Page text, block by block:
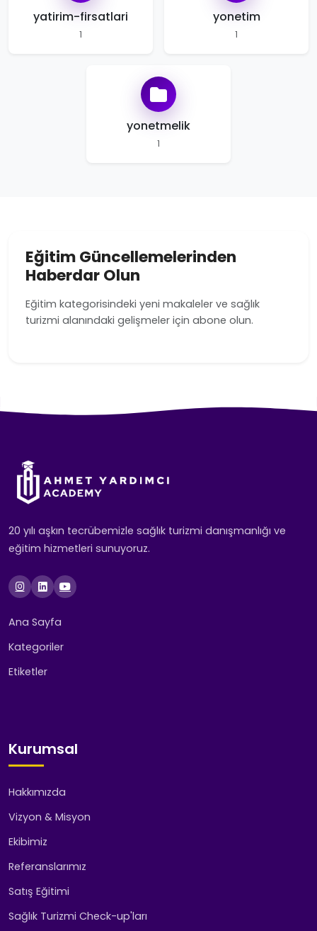
yatirim-firsatlari
1
yonetim
1
yonetmelik
1
Eğitim Güncellemelerinden
Haberdar Olun
Eğitim kategorisindeki yeni makaleler ve sağlık
turizmi alanındaki gelişmeler için abone olun.
20 yılı aşkın tecrübemizle sağlık turizmi danışmanlığı ve
eğitim hizmetleri sunuyoruz.
Ana Sayfa
Kategoriler
Etiketler
Kurumsal
Hakkımızda
Vizyon & Misyon
Ekibimiz
Referanslarımız
Satış Eğitimi
Sağlık Turizmi Check-up'ları